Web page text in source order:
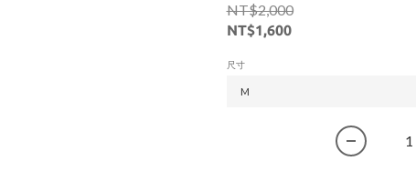
NT$2,000
NT$1,600
尺寸